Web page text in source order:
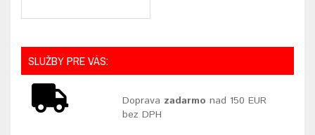
SLUŽBY PRE VÁS:
Doprava zadarmo nad 150 EUR
bez DPH